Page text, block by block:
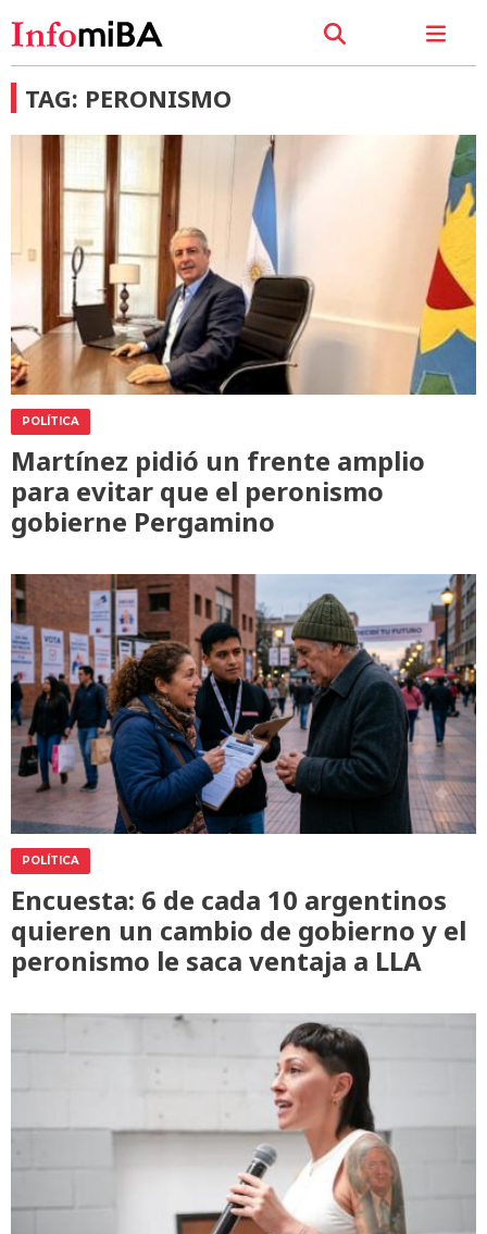
TAG: PERONISMO
POLÍTICA
Martínez pidió un frente amplio
para evitar que el peronismo
gobierne Pergamino
POLÍTICA
Encuesta: 6 de cada 10 argentinos
quieren un cambio de gobierno y el
peronismo le saca ventaja a LLA